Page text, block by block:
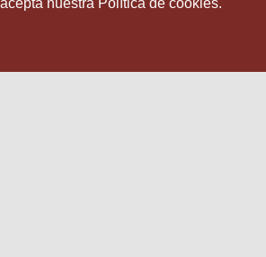
nuestra Política de cookies.